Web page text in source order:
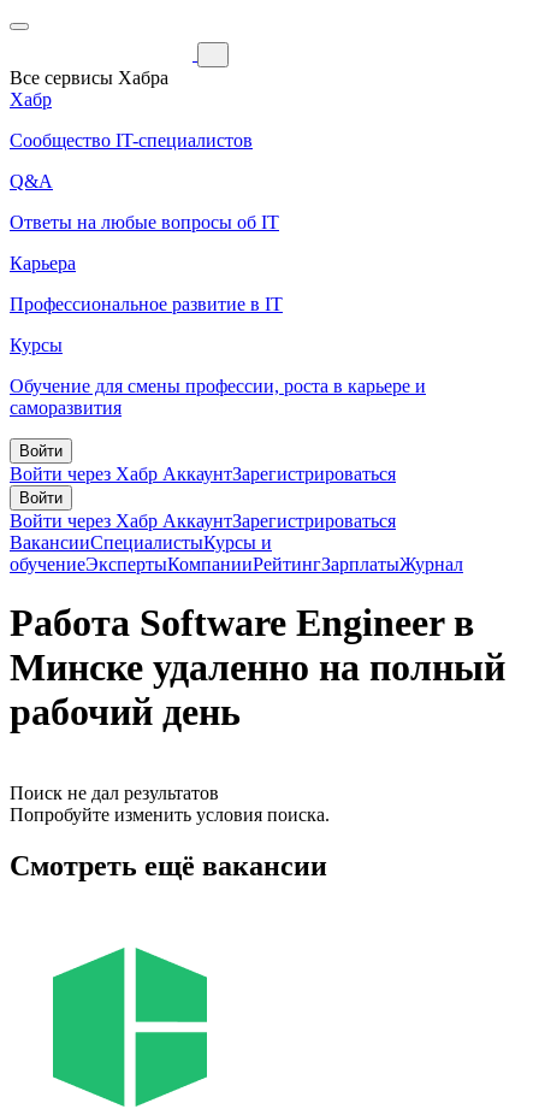
Все сервисы Хабра
Хабр
Сообщество IT-специалистов
Q&A
Ответы на любые вопросы об IT
Карьера
Профессиональное развитие в IT
Курсы
Обучение для смены профессии, роста в карьере и
саморазвития
Войти
Войти через Хабр АккаунтЗарегистрироваться
Войти
Войти через Хабр АккаунтЗарегистрироваться
ВакансииСпециалистыКурсы и
обучениеЭкспертыКомпанииРейтингЗарплатыЖурнал
Работа Software Engineer в
Минске удаленно на полный
рабочий день
Поиск не дал результатов
Попробуйте изменить условия поиска.
Смотреть ещё вакансии